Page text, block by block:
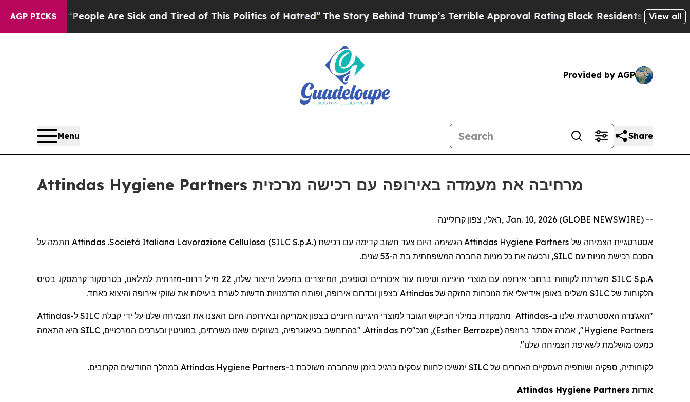
AGP PICKS
Win: “People Are Sick and Tired of This Politics of Hatred”The Story Behind Trump’s Terrible Approval RatingBlack Residents Warned ofView all
Provided by AGP
Menu Share
Attindas Hygiene Partners מרחיבה את מעמדה באירופה עם רכישה מרכזית
ראלי, צפון קרוליינה, Jan. 10, 2026 (GLOBE NEWSWIRE) --
אסטרטגיית הצמיחה של Attindas Hygiene Partners הגשימה היום צעד חשוב קדימה עם רכישתSocietá Italiana Lavorazione Cellulosa (SILC S.p.A.)
.
Attindasחתמה על
הסכם רכישת מניות עם SILC, ורכשה את כל מניות החברה המשפחתית בת ה-53 שנים.
SILC S.p.A משרתת לקוחות ברחבי אירופה עם מוצרי היגיינה וטיפוח עור איכותיים וסופגים, המיוצרים במפעל הייצור שלה, 22 מיילדרום-מזרחית למילאנו, בטרסקור קרמסקו. בסיס
הלקוחות של SILC משלים באופן אידיאלי את הנוכחות החזקה של Attindas בצפון ובדרום אירופה, ופותח הזדמנויות חדשות לשרת ביעילות את שווקי אירופה והיצוא כאחד.
"האג'נדה האסטרטגית שלנו ב-Attindas מתמקדת במילוי הביקוש הגובר למוצרי היגיינה חיוניים בצפון אמריקה ובאירופה. היום האצנו את הצמיחה שלנו על ידי קבלת SILCל-Attindas
Hygiene Partners", אמרה אסתר ברוזפה (
Esther Berrozpe
), מנכ"לית Attindas. "בהתחשב בגיאוגרפיה, בשווקים שאנו משרתים, במוניטין ובערכים המרכזיים,SILC היא התאמה
כמעט מושלמת לשאיפת הצמיחה שלנו".
לקוחותיה, ספקיה ושותפיה העסקיים האחרים של SILC ימשיכו לחוות עסקים כרגיל בזמן שהחברה משולבת ב-Attindas Hygiene Partners במהלך החודשים הקרובים.
אודות Attindas Hygiene Partners